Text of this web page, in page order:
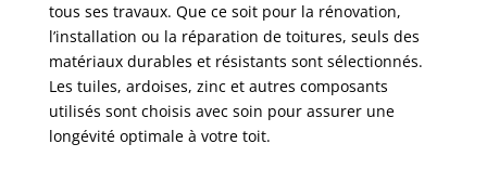
tous ses travaux. Que ce soit pour la rénovation,
l’installation ou la réparation de toitures, seuls des
matériaux durables et résistants sont sélectionnés.
Les tuiles, ardoises, zinc et autres composants
utilisés sont choisis avec soin pour assurer une
longévité optimale à votre toit.